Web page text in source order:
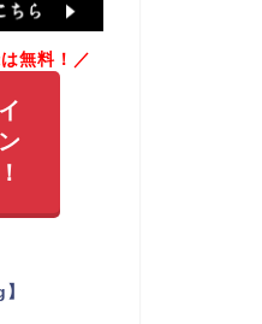
無料！／